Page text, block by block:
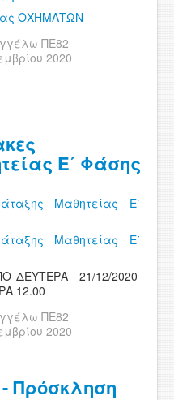
ΟΧΗΜΑΤΩΝ
ΠΕ82
2020
Ε΄ Φάσης
Μαθητείας Ε΄
Μαθητείας Ε΄
ΔΕΥΤΕΡΑ 21/12/2020
12.00
ΠΕ82
2020
Πρόσκληση